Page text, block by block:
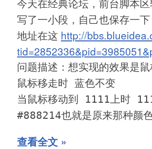
今天在经典论坛，前台脚本
写了一小段，自己也保存一
地址在这 http://
问题描述：想实现的效果是
鼠标移走时 蓝色不变
当鼠标移动到 1111上时
#888214也就是原来那种颜
查看全文 »